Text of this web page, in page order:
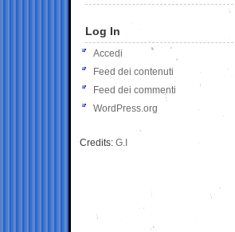
Log In
Accedi
Feed dei contenuti
Feed dei commenti
WordPress.org
Credits: G.I